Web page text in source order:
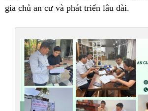
gia chủ an cư và phát triển lâu dài.